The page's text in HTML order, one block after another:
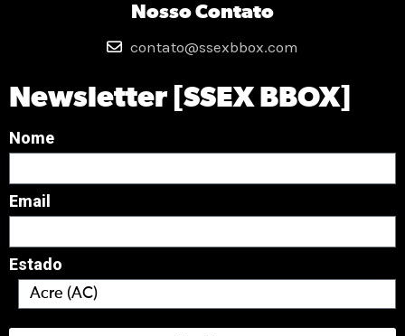
Nosso Contato
contato@ssexbbox.com
Newsletter [SSEX BBOX]
Nome
Email
Estado